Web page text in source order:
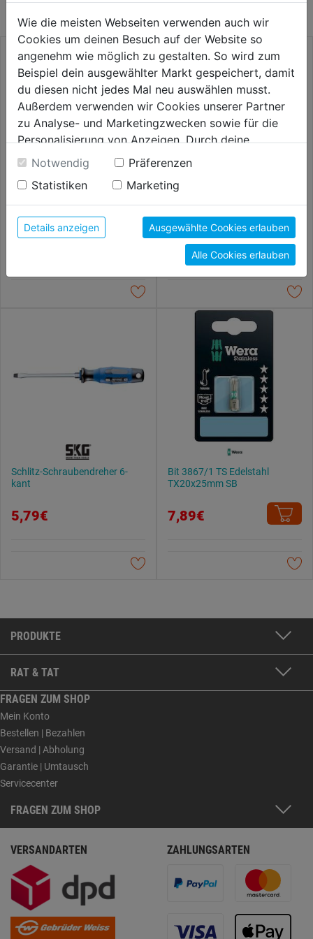
4,99€ 4,99€
Schlitz-Schraubendreher 6-
kant
5,79€
Bit 3867/1 TS Edelstahl
TX20x25mm SB
7,89€
PRODUKTE
RAT & TAT
FRAGEN ZUM SHOP
Mein Konto
Bestellen | Bezahlen
Versand | Abholung
Garantie | Umtausch
Servicecenter
FRAGEN ZUM SHOP
VERSANDARTEN ZAHLUNGSARTEN
Wie die meisten Webseiten verwenden auch wir
Cookies um deinen Besuch auf der Website so
angenehm wie möglich zu gestalten. So wird zum
Beispiel dein ausgewählter Markt gespeichert, damit
du diesen nicht jedes Mal neu auswählen musst.
Außerdem verwenden wir Cookies unserer Partner
zu Analyse- und Marketingzwecken sowie für die
Personalisierung von Anzeigen. Durch deine
Einwilligung werden die Daten von Drittanbieter,
unter anderem auch in den USA, verarbeitet.
Durch Klick auf "Alle Cookies erlauben" stimmst du
der Verwendung aller Cookies zu. Unter "Details
anzeigen" findest du alle Infos zu den
unterschiedlichen Cookies, unter "Cookies
Konfigurieren" kannst du auswählen, welche Cookies
du zulassen möchtest und welche nicht.
Weitere Informationen findest du in unserer
Notwendig
Präferenzen
Statistiken
Marketing
Details anzeigen Ausgewählte Cookies erlauben
Alle Cookies erlauben